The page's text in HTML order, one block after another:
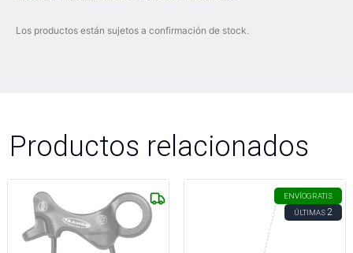
Los productos están sujetos a confirmación de stock.
Productos relacionados
ENVÍOGRATIS
ÚLTIMAS2